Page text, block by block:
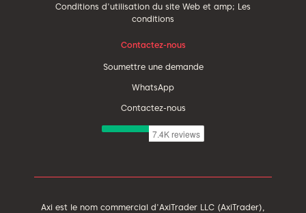
Conditions d'utilisation du site Web et amp; Les
conditions
Contactez-nous
Soumettre une demande
WhatsApp
Contactez-nous
Axi est le nom commercial d'AxiTrader LLC (AxiTrader),